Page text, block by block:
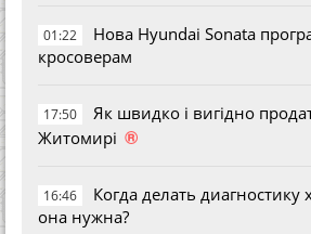
01:22
Нова Hyundai Sonata
кросоверам
17:50
Як швидко і вигідно
Житомирі ®
16:46
Когда делать
она нужна?